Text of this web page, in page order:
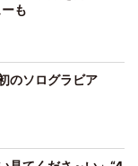
も
のソログラビア